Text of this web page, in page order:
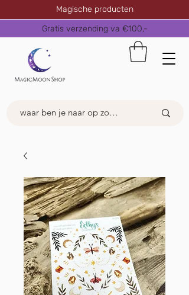
Magische producten
Gratis verzending va €100,-